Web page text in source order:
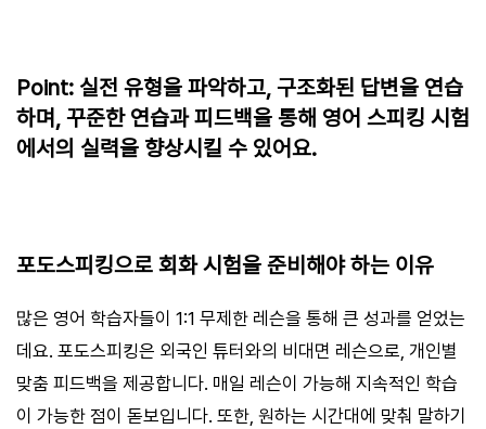
Point: 실전 유형을 파악하고, 구조화된 답변을 연습
하며, 꾸준한 연습과 피드백을 통해 영어 스피킹 시험
에서의 실력을 향상시킬 수 있어요.
포도스피킹으로 회화 시험을 준비해야 하는 이유
많은 영어 학습자들이 1:1 무제한 레슨을 통해 큰 성과를 얻었는
데요. 포도스피킹은 외국인 튜터와의 비대면 레슨으로, 개인별
맞춤 피드백을 제공합니다. 매일 레슨이 가능해 지속적인 학습
이 가능한 점이 돋보입니다. 또한, 원하는 시간대에 맞춰 말하기